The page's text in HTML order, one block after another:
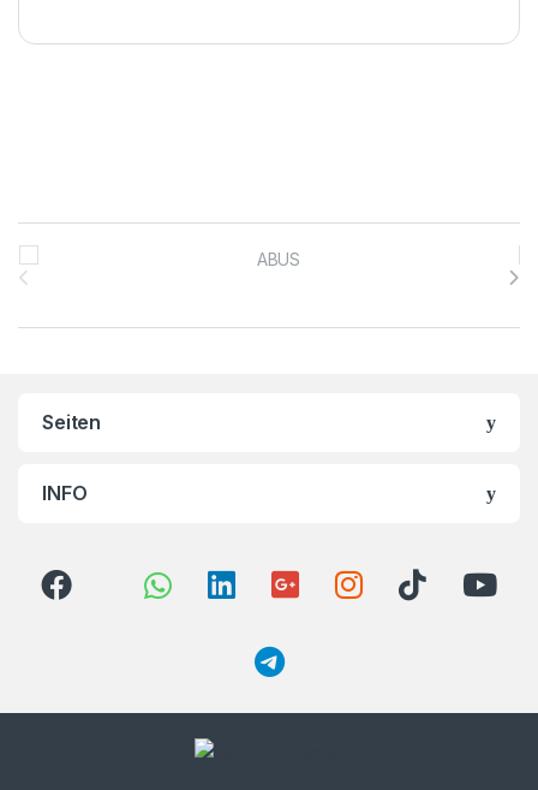
Brands Carousel
Seiten
INFO